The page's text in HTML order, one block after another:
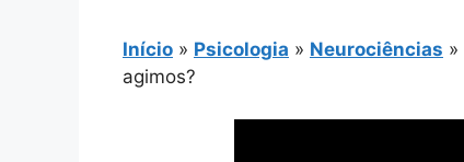
Início » Psicologia » Neurociências »
agimos?